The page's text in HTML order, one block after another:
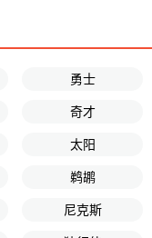
勇士
奇才
太阳
鹈鹕
尼克斯